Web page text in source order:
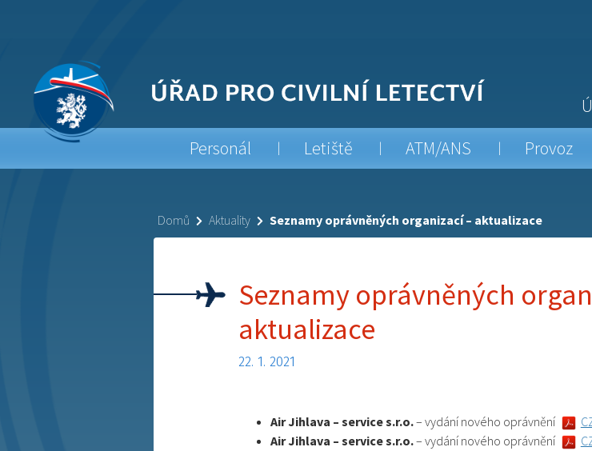
Personál
Letiště ATM/ANS Provoz
Domů Aktuality Seznamy oprávněných organizací – aktualizace
Seznamy oprávněných
aktualizace
22. 1. 2021
Air Jihlava – service s.r.o.– vydání nového oprávnění
Air Jihlava – service s.r.o.– vydání nového oprávnění